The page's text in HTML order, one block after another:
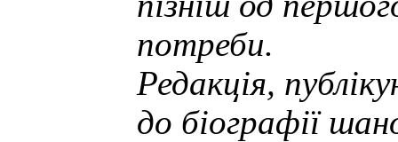
потреби.
Редакція,
до біографії